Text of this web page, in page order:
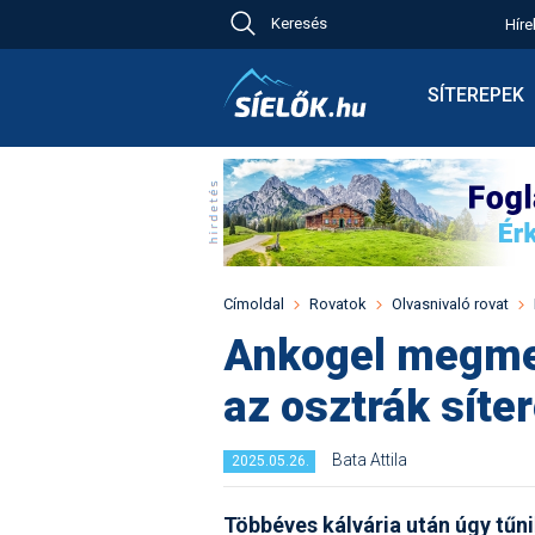
Keresés
SÍTEREPEK
Síbérletárak
Toplista
Időjárás
Webkamerák
Fotók
Címoldal Rovatok Olvasnivaló rovat
Ankogel
az osztrák
2025.05.26. Bata Attila
Többéves kálvária után úgy